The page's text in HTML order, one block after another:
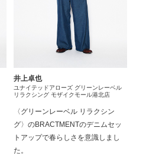
井上卓也
ユナイテッドアローズ グリーンレーベル
リラクシング モザイクモール港北店
〈グリーンレーベル リラクシン
グ〉のBRACTMENTのデニムセッ
トアップで春らしさを意識しまし
た。